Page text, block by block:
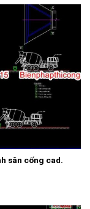
sân cống cad.